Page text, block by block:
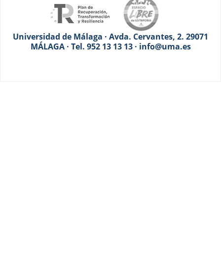
Universidad de Málaga · Avda. Cervantes, 2. 29071
MÁLAGA · Tel. 952 13 13 13 · info@uma.es